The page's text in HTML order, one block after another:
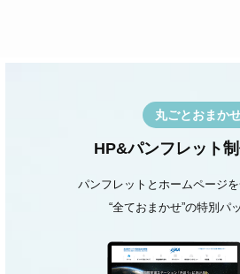
丸ごとおまか
HP&パンフレット
パンフレットとホームページ
“全ておまかせ”の特別パ